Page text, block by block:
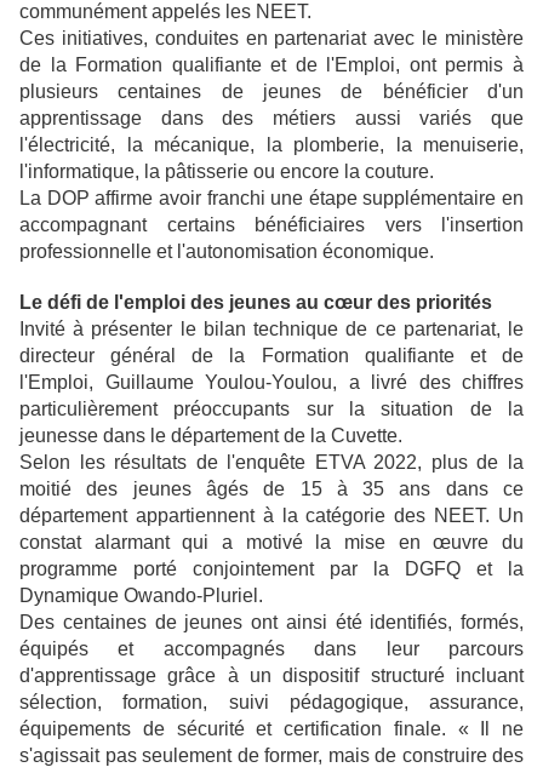
communément appelés les NEET.
Ces initiatives, conduites en partenariat avec le ministère
de la Formation qualifiante et de l'Emploi, ont permis à
plusieurs centaines de jeunes de bénéficier d'un
apprentissage dans des métiers aussi variés que
l'électricité, la mécanique, la plomberie, la menuiserie,
l'informatique, la pâtisserie ou encore la couture.
La DOP affirme avoir franchi une étape supplémentaire en
accompagnant certains bénéficiaires vers l'insertion
professionnelle et l'autonomisation économique.
Le défi de l'emploi des jeunes au cœur des priorités
Invité à présenter le bilan technique de ce partenariat, le
directeur général de la Formation qualifiante et de
l'Emploi, Guillaume Youlou-Youlou, a livré des chiffres
particulièrement préoccupants sur la situation de la
jeunesse dans le département de la Cuvette.
Selon les résultats de l'enquête ETVA 2022, plus de la
moitié des jeunes âgés de 15 à 35 ans dans ce
département appartiennent à la catégorie des NEET. Un
constat alarmant qui a motivé la mise en œuvre du
programme porté conjointement par la DGFQ et la
Dynamique Owando-Pluriel.
Des centaines de jeunes ont ainsi été identifiés, formés,
équipés et accompagnés dans leur parcours
d'apprentissage grâce à un dispositif structuré incluant
sélection, formation, suivi pédagogique, assurance,
équipements de sécurité et certification finale. « Il ne
s'agissait pas seulement de former, mais de construire des